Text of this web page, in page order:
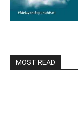
MOST READ